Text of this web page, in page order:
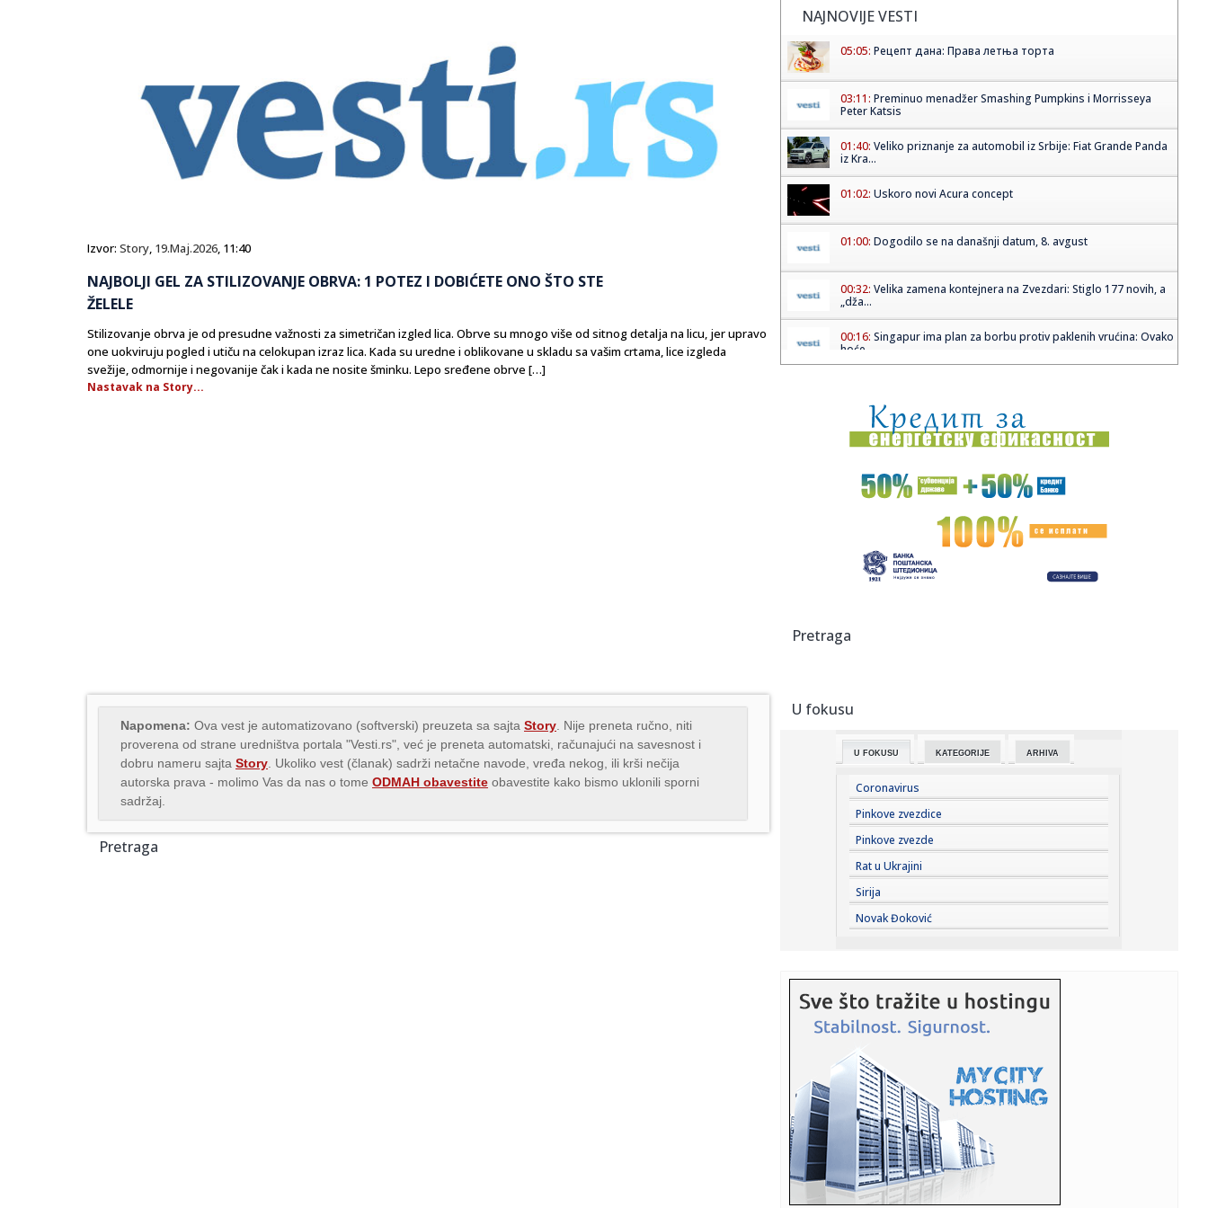
Izvor: Story, 19.Maj.2026, 11:40
NAJBOLJI GEL ZA STILIZOVANJE OBRVA: 1 POTEZ I DOBIĆETE ONO ŠTO STE
ŽELELE
Stilizovanje obrva je od presudne važnosti za simetričan izgled lica. Obrve su mnogo više od sitnog detalja na licu, jer upravo
one uokviruju pogled i utiču na celokupan izraz lica. Kada su uredne i oblikovane u skladu sa vašim crtama, lice izgleda
svežije, odmornije i negovanije čak i kada ne nosite šminku. Lepo sređene obrve […]
Nastavak na Story...
Napomena: Ova vest je automatizovano (softverski) preuzeta sa sajta Story . Nije preneta ručno, niti
proverena od strane uredništva portala "Vesti.rs", već je preneta automatski, računajući na savesnost i
dobru nameru sajta Story . Ukoliko vest (članak) sadrži netačne navode, vređa nekog, ili krši nečija
autorska prava - molimo Vas da nas o tome ODMAH obavestite obavestite kako bismo uklonili sporni
sadržaj.
Pretraga
NAJNOVIJE VESTI
05:05: Рецепт дана: Права летња торта
03:11: Preminuo menadžer Smashing Pumpkins i Morrisseya
Peter Katsis
01:40: Veliko priznanje za automobil iz Srbije: Fiat Grande Panda
iz Kra...
01:02: Uskoro novi Acura concept
01:00: Dogodilo se na današnji datum, 8. avgust
00:32: Velika zamena kontejnera na Zvezdari: Stiglo 177 novih, a
„dža...
00:16: Singapur ima plan za borbu protiv paklenih vrućina: Ovako
hoće ...
00:03:Volkswagen menja poslovnu strategiju u SAD
23:51:PARTIZAN TRLJA RUKE: Transfer Saše Lukića doneo crno-
belima 300...
Otišao iz Arsenala pre nego što su podigli trofej – vratio
23:47:Srpkinje pronašle novčanik u Čanju, pa uradile nešto što je
izbacio dron s...
23:35:
23:33: Ribakina sigurna u Torontu
23:32:Brenin potez posle pada razbesneo javnost: Devojka joj
pružila r...
23:29:Američki Senat usvojio zakon o sankcijama Rusiji usmjeren
na ene...
23:27:Hitno se oglasili Rusi: "Provokacija!"
23:24: Ako ste planirali da kupite polovan automobil u Nemačkoj,
pogled...
23:22:
Rusiju posle ...
23:21:Nestao nakit vrijedan 10.000 evra: Snimak otkrio krajnje
neobičn...
23:21:Krvoproliće u Gracu: Turčin izbo muškarca iz BiH i još
dvojic...
23:21:Španija od subote uvodi kontrole za putnike iz Italije: Evo
Pretraga
U fokusu
U FOKUSU KATEGORIJE ARHIVA
Coronavirus
Pinkove zvezdice
Pinkove zvezde
Rat u Ukrajini
Sirija
Novak Đoković